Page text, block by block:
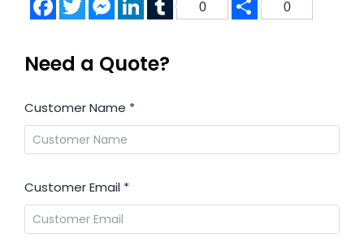
0 0
Need a Quote?
Customer Name *
Customer Email *